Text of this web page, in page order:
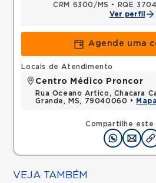
CRM 6300/MS •
RQE
Ver perfil
Agende uma
Compartilhe este
Locais de Atendimento
Centro Médico Proncor
Rua Oceano Artico, Chacara
Grande, MS, 79040060 •
Mapa
VEJA TAMBÉM